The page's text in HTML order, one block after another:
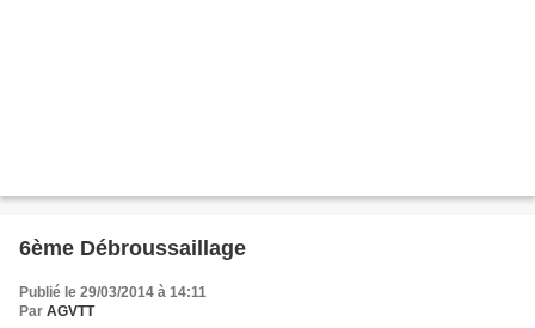
6ème Débroussaillage
Publié le 29/03/2014 à 14:11
Par AGVTT